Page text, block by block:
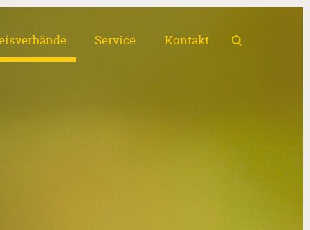
Service Kontakt